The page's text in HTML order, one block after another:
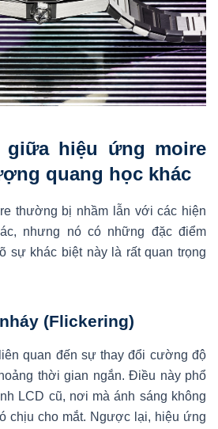
giữa hiệu ứng moire
quang học khác
thường bị nhầm lẫn với các hiện
nhưng nó có những đặc điểm
sự khác biệt này là rất quan trọng
(Flickering)
quan đến sự thay đổi cường độ
thời gian ngắn. Điều này phổ
LCD cũ, nơi mà ánh sáng không
chịu cho mắt. Ngược lại, hiệu ứng